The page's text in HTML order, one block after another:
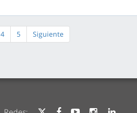
4 5 Siguiente